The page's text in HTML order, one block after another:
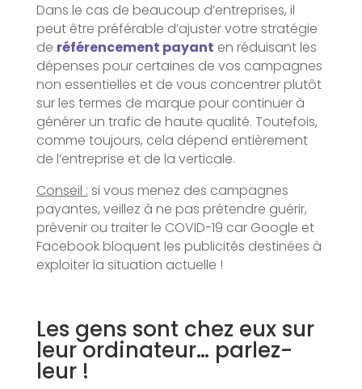
Dans le cas de beaucoup d’entreprises, il
peut être préférable d’ajuster votre stratégie
de référencement payant en réduisant les
dépenses pour certaines de vos campagnes
non essentielles et de vous concentrer plutôt
sur les termes de marque pour continuer à
générer un trafic de haute qualité. Toutefois,
comme toujours, cela dépend entièrement
de l’entreprise et de la verticale.
Conseil : si vous menez des campagnes
payantes, veillez à ne pas prétendre guérir,
prévenir ou traiter le COVID-19 car Google et
Facebook bloquent les publicités destinées à
exploiter la situation actuelle !
Les gens sont chez eux sur
leur ordinateur… parlez-
leur !